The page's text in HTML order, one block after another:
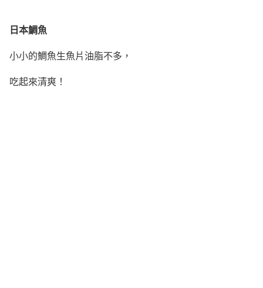
日本鯛魚
小小的鯛魚生魚片油脂不多，
吃起來清爽！